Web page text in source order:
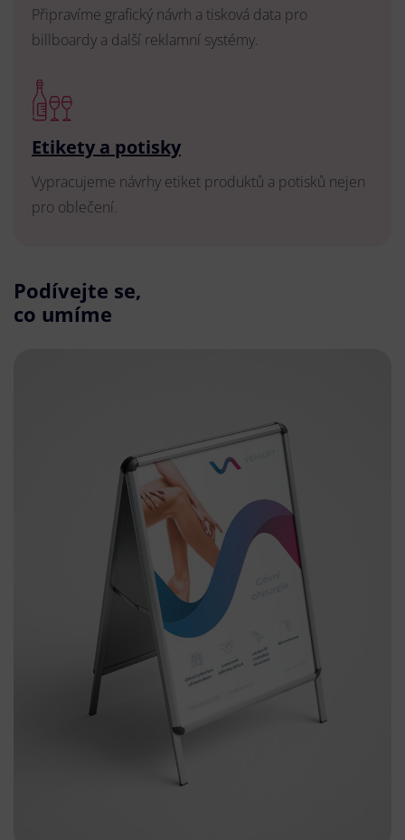
Připravíme grafický návrh a tisková data pro
billboardy a další reklamní systémy.
Etikety a potisky
Vypracujeme návrhy etiket produktů a potisků nejen
pro oblečení.
Podívejte se,
co umíme